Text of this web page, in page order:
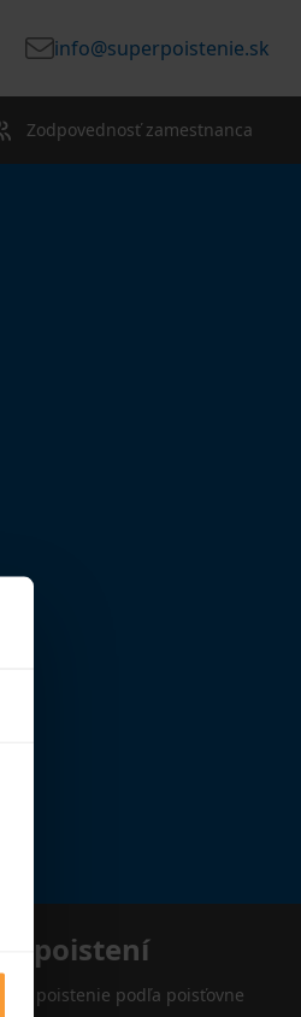
info@superpoistenie.sk
Zodpovednosť zamestnanca
poistení
poistenie podľa poisťovne